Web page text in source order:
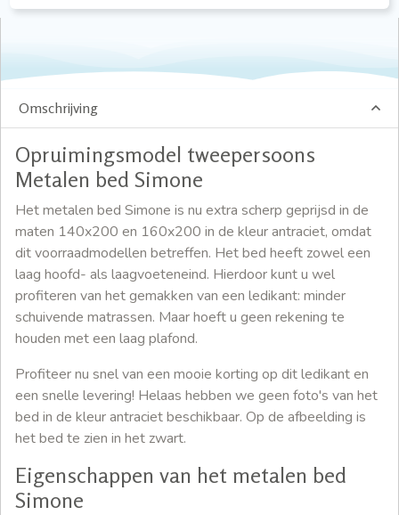
Omschrijving
Opruimingsmodel tweepersoons
Metalen bed Simone
Het metalen bed Simone is nu extra scherp geprijsd in de
maten 140x200 en 160x200 in de kleur antraciet, omdat
dit voorraadmodellen betreffen. Het bed heeft zowel een
laag hoofd- als laagvoeteneind. Hierdoor kunt u wel
profiteren van het gemakken van een ledikant: minder
schuivende matrassen. Maar hoeft u geen rekening te
houden met een laag plafond.
Profiteer nu snel van een mooie korting op dit ledikant en
een snelle levering! Helaas hebben we geen foto's van het
bed in de kleur antraciet beschikbaar. Op de afbeelding is
het bed te zien in het zwart.
Eigenschappen van het metalen bed
Simone